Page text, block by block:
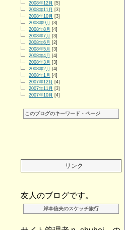
2008年12月 [5]
2008年11月 [3]
2008年10月 [3]
2008年9月 [3]
2008年8月 [4]
2008年7月 [3]
2008年6月 [2]
2008年5月 [3]
2008年4月 [4]
2008年3月 [3]
2008年2月 [4]
2008年1月 [4]
2007年12月 [4]
2007年11月 [3]
2007年10月 [4]
このブログのキーワード・ページ
リンク
友人のブログです。
岸本信夫のスケッチ旅行